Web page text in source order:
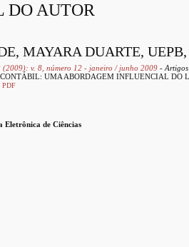
DO AUTOR
MAYARA DUARTE,
(2009): v. 8, número 12 - janeiro / junho 2009 -
UMA ABORDAGEM INFLUENCIAL DO
PDF
Eletrônica de Ciências